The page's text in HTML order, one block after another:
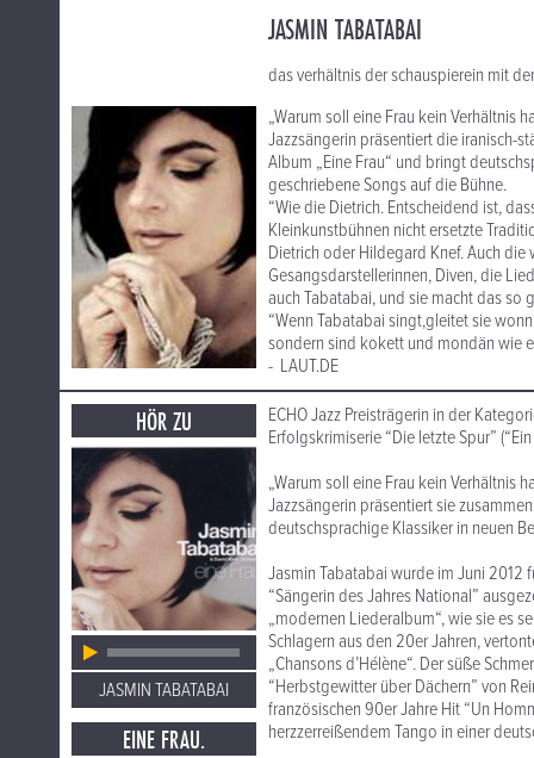
JASMIN TABATABAI
das verhältnis der schauspierein mit
„Warum soll eine Frau kein Verhältnis
Jazzsängerin präsentiert die iranisch-
Album „Eine Frau“ und bringt
geschriebene Songs auf die Bühne.
“Wie die Dietrich. Entscheidend ist,
Kleinkunstbühnen nicht ersetzte
Dietrich oder Hildegard Knef. Auch
Gesangsdarstellerinnen, Diven, die
auch Tabatabai, und sie macht das so
“Wenn Tabatabai singt,gleitet sie
sondern sind kokett und mondän wie
- LAUT.DE
HÖR ZU
JASMIN TABATABAI
EINE FRAU.
ECHO Jazz Preisträgerin in der
Erfolgskrimiserie “Die letzte Spur”
„Warum soll eine Frau kein Verhältnis
Jazzsängerin präsentiert sie
deutschsprachige Klassiker in neuen
Jasmin Tabatabai wurde im Juni 2012
“Sängerin des Jahres National”
„modernen Liederalbum“, wie sie es
Schlagern aus den 20er Jahren,
„Chansons d’Hélène“. Der süße
“Herbstgewitter über Dächern” von
französischen 90er Jahre Hit “Un
herzzerreißendem Tango in einer